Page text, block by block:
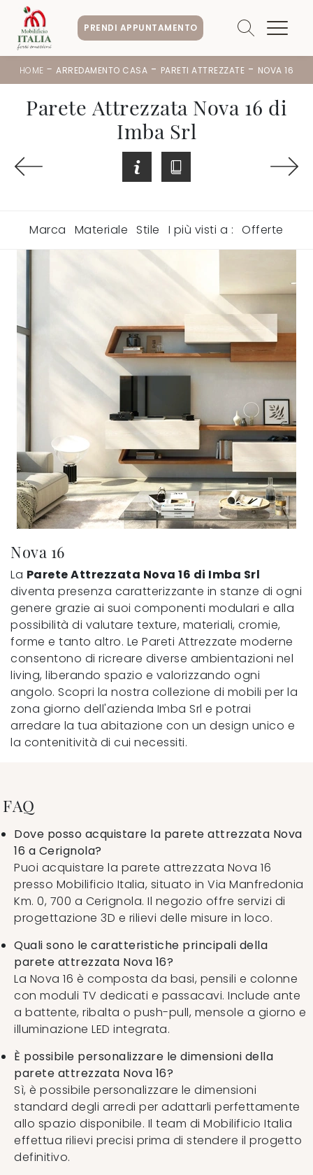
PRENDI APPUNTAMENTO
HOME -ARREDAMENTO CASA - PARETI ATTREZZATE - NOVA 16
Parete Attrezzata Nova 16 di
Imba Srl
Marca Materiale Stile I più visti a : Offerte
Nova 16
La Parete Attrezzata Nova 16 di Imba Srl
diventa presenza caratterizzante in stanze di ogni
genere grazie ai suoi componenti modulari e alla
possibilità di valutare texture, materiali, cromie,
forme e tanto altro. Le Pareti Attrezzate moderne
consentono di ricreare diverse ambientazioni nel
living, liberando spazio e valorizzando ogni
angolo. Scopri la nostra collezione di mobili per la
zona giorno dell'azienda Imba Srl e potrai
arredare la tua abitazione con un design unico e
la contenitività di cui necessiti.
FAQ
Dove posso acquistare la parete attrezzata Nova
16 a Cerignola?
Puoi acquistare la parete attrezzata Nova 16
presso Mobilificio Italia, situato in Via Manfredonia
Km. 0, 700 a Cerignola. Il negozio offre servizi di
progettazione 3D e rilievi delle misure in loco.
Quali sono le caratteristiche principali della
parete attrezzata Nova 16?
La Nova 16 è composta da basi, pensili e colonne
con moduli TV dedicati e passacavi. Include ante
a battente, ribalta o push-pull, mensole a giorno e
illuminazione LED integrata.
È possibile personalizzare le dimensioni della
parete attrezzata Nova 16?
Sì, è possibile personalizzare le dimensioni
standard degli arredi per adattarli perfettamente
allo spazio disponibile. Il team di Mobilificio Italia
effettua rilievi precisi prima di stendere il progetto
definitivo.